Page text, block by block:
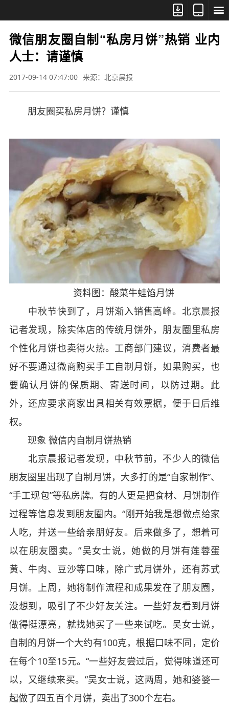



微信朋友圈自制“私房月饼”热销 业内
人士：请谨慎
2017-09-14 07:47:00 来源：北京晨报
朋友圈买私房月饼？谨慎
资料图：酸菜牛蛙馅月饼
中秋节快到了，月饼渐入销售高峰。北京晨报
记者发现，除实体店的传统月饼外，朋友圈里私房
个性化月饼也卖得火热。工商部门建议，消费者最
好不要通过微商购买手工自制月饼，如果购买，也
要确认月饼的保质期、寄送时间，以防过期。此
外，还应要求商家出具相关有效票据，便于日后维
权。
现象 微信内自制月饼热销
北京晨报记者发现，中秋节前，不少人的微信
朋友圈里出现了自制月饼，大多打的是“自家制作”、
“手工现包”等私房牌。有的人更是把食材、月饼制作
过程等信息发到朋友圈内。“刚开始我是想做点给家
人吃，并送一些给亲朋好友。后来做多了，想着可
以在朋友圈卖。”吴女士说，她做的月饼有莲蓉蛋
黄、牛肉、豆沙等口味，除广式月饼外，还有苏式
月饼。上周，她将制作流程和成果发在了朋友圈，
没想到，吸引了不少好友关注。一些好友看到月饼
做得挺漂亮，就找她买了一些来试吃。吴女士说，
自制的月饼一个大约有100克，根据口味不同，定价
在每个10至15元。“一些好友尝过后，觉得味道还可
以，又继续来买。”吴女士说，这两周，她和婆婆一
起做了四五百个月饼，卖出了300个左右。